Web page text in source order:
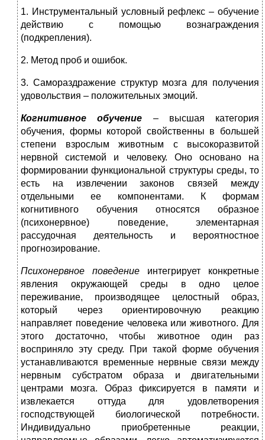
1. Инструментальный условный рефлекс – обучение
действию с помощью вознаграждения
(подкрепления).
2. Метод проб и ошибок.
3. Самораздражение структур мозга для получения
удовольствия – положительных эмоций.
Когнитивное обучение – высшая категория
обучения, формы которой свойственны в большей
степени взрослым животным с высокоразвитой
нервной системой и человеку. Оно основано на
формировании функциональной структуры среды, то
есть на извлечении законов связей между
отдельными ее компонентами. К формам
когнитивного обучения относятся образное
(психонервное) поведение, элементарная
рассудочная деятельность и вероятностное
прогнозирование.
Психонервное поведение интегрирует конкретные
явления окружающей среды в одно целое
переживание, производящее целостный образ,
который через ориентировочную реакцию
направляет поведение человека или животного. Для
этого достаточно, чтобы животное один раз
восприняло эту среду. При такой форме обучения
устанавливаются временные нервные связи между
нервным субстратом образа и двигательными
центрами мозга. Образ фиксируется в памяти и
извлекается оттуда для удовлетворения
господствующей биологической потребности.
Индивидуально приобретенные реакции,